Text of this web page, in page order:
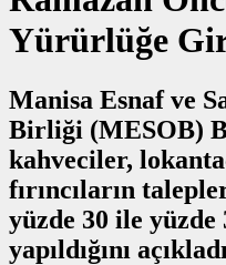
Yürürlüğe
Manisa Esnaf ve
Birliği (MESOB)
kahveciler,
fırıncıların
yüzde 30 ile yüzde
yapıldığını